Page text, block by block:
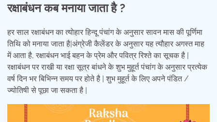
रक्षाबंधन कब मनाया जाता है ?
हर साल रक्षाबंधन का त्योहार हिन्दू पंचांग के अनुसार सावन मास की पूर्णिमा
तिथि को मनाया जाता है|अंग्रेजी कैलेंडर के अनुसार यह त्यौहार अगस्त माह
में आता है, रक्षाबंधन भाई बहन के प्रेम और पवित्र रिश्ते का सूचक है |
रक्षाबंधन पर राखी या रक्षा सूत्र बांधने के शुभ मुहूर्त पंचांग के अनुसार प्रत्येक
वर्ष दिन भर बिभिन्न समय पर होते है | शुभ मुहूर्त के लिए अपने पंडित /
ज्योतिषी से पूछा जा सकता है |